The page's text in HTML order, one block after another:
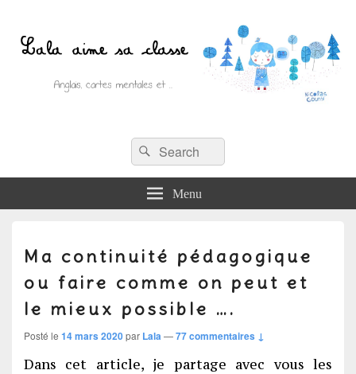
Lala aime sa classe
Anglais, cartes mentales et ….Recherche :
Rechercher
Menu
Ma continuité pédagogique
ou faire comme on peut et
le mieux possible ….
Posté le 14 mars 2020par Lala—77 commentaires ↓
Dans cet article, je partage avec vous les